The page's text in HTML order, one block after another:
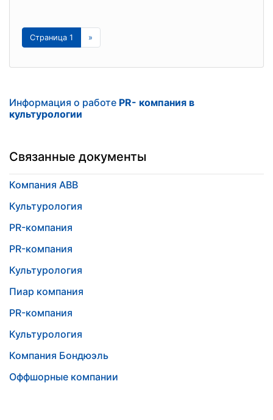
Страница 1 »
Информация о работе PR- компания в
культурологии
Связанные документы
Компания АВВ
Культурология
PR-компания
PR-компания
Культурология
Пиар компания
PR-компания
Культурология
Компания Бондюэль
Оффшорные компании